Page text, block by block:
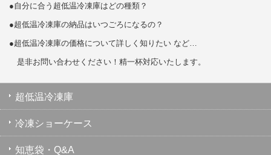
●自分に合う超低温冷凍庫はどの種類？
●超低温冷凍庫の納品はいつごろになるの？
●超低温冷凍庫の価格について詳しく知りたい など…
是非お問い合わせください！精一杯対応いたします。
超低温冷凍庫
冷凍ショーケース
知恵袋・Q&A